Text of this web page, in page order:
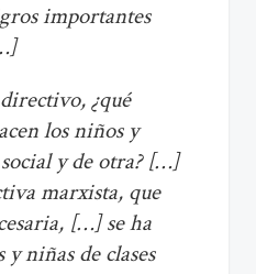
importantes
¿qué
los niños y
y de otra? […]
marxista, que
[…] se ha
niñas de clases